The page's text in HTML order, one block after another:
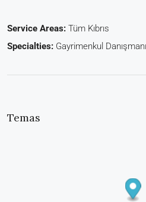
Service Areas: Tüm Kıbrıs
Specialties: Gayrimenkul Danışmanı
Temas